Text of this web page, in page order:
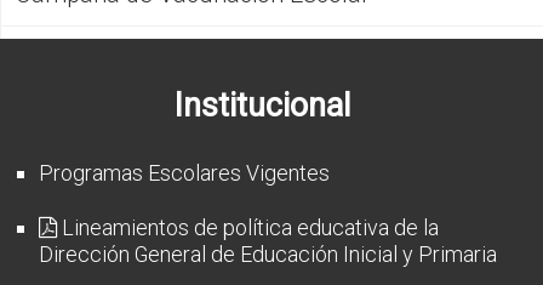
Institucional
Programas Escolares Vigentes
Lineamientos de política educativa de la
Dirección General de Educación Inicial y Primaria